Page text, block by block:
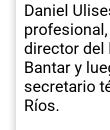
Daniel
director del
Bantar y
secretario
Ríos.